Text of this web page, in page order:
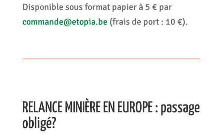
Disponible sous format papier à 5 € par
commande@etopia.be(frais de port : 10 €).
RELANCE MINIÈRE EN EUROPE : passage
obligé?